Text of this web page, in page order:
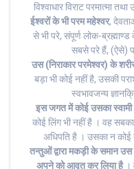
विश्वाधार विराट परमात्मा
ईश्वरों के भी परम महेश्वर,
से भी परे, संपूर्ण लोक-
सबसे परे हैं, (ऐसे)
उस (निराकार परमेश्वर) के
बड़ा भी कोई नहीं है, उसकी
स्वभावजन्य
इस जगत में कोई उसका स्वामी
कोई लिंग भी नहीं है । वह
अधिपति है । उसका न कोई
तन्तुओं द्वारा मकड़ी के समान
अपने को आवृत कर लिया है।